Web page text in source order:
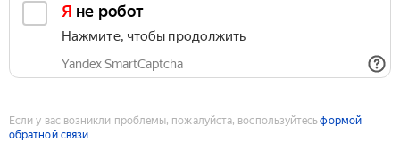
Я не робот
Нажмите, чтобы продолжить
Yandex SmartCaptcha
Если у вас возникли проблемы, пожалуйста, воспользуйтесьформой
обратной связи